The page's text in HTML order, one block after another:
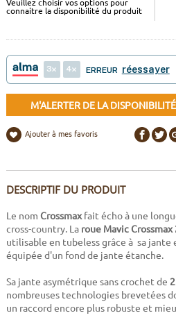
connaitre la disponibilité du produit
3 4 ERREUR réessayer
M'ALERTER DE LA DISPONIBILITÉ
Ajouter à mes favoris
DESCRIPTIF DU PRODUIT
Le nom Crossmaxfait écho à une
cross-country. La roue MavicCrossmax
utilisable en tubeless grâce à sa jante
équipée d'un fond de jante étanche.
Sa jante asymétrique sans crochet de
nombreuses technologies brevetées
un raccord encore plus robuste et